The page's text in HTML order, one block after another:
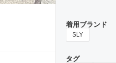
着用ブランド
SLY
タグ